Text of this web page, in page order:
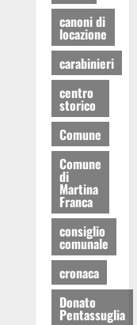
canoni di
locazione
carabinieri
centro
storico
Comune
Comune
di
Martina
Franca
consiglio
comunale
cronaca
Donato
Pentassuglia